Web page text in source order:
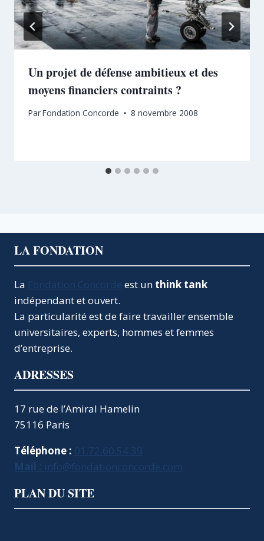
Un projet de défense ambitieux et des
moyens financiers contraints ?
ParFondation Concorde 8 novembre 2008
LA FONDATION
La Fondation Concorde est un think tank
indépendant et ouvert.
La particularité est de faire travailler ensemble
universitaires, experts, hommes et femmes
d’entreprise.
ADRESSES
17 rue de l’Amiral Hamelin
75116 Paris
Téléphone : 01.72.60.54.39
Mail : info@fondationconcorde.com
PLAN DU SITE